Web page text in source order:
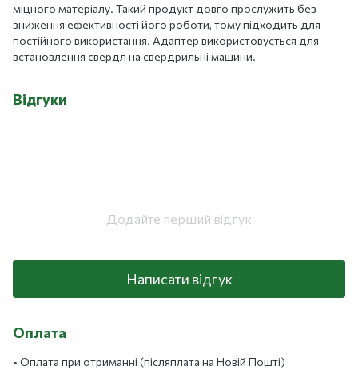
міцного матеріалу. Такий продукт довго прослужить без
зниження ефективності його роботи, тому підходить для
постійного використання. Адаптер використовується для
встановлення свердл на свердрильні машини.
Відгуки
Додайте перший відгук
Написати відгук
Оплата
• Оплата при отриманні (післяплата на Новій Пошті)